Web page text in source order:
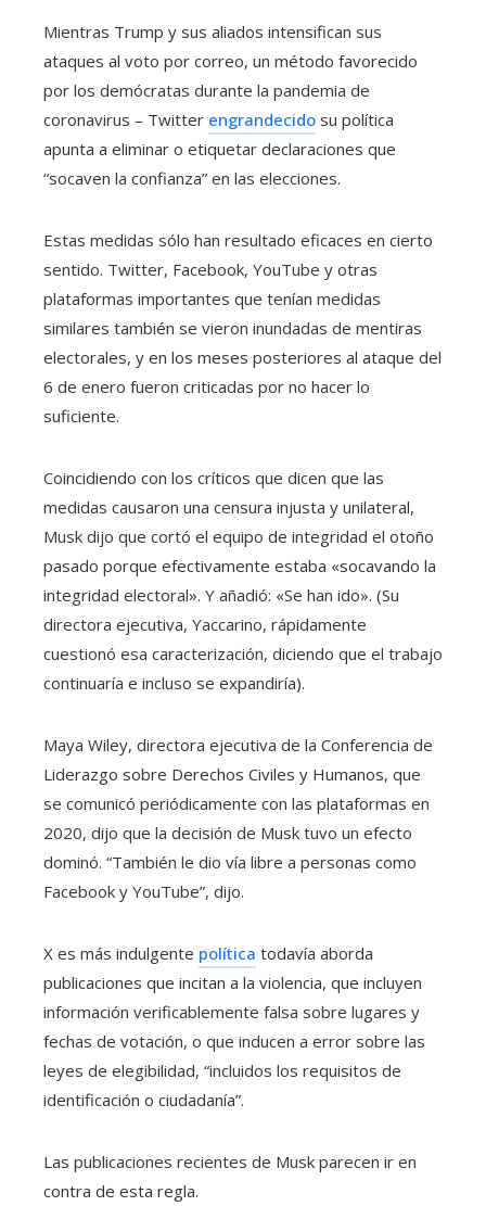
Mientras Trump y sus aliados intensifican sus
ataques al voto por correo, un método favorecido
por los demócratas durante la pandemia de
coronavirus – Twitter engrandecido su política
apunta a eliminar o etiquetar declaraciones que
“socaven la confianza” en las elecciones.
Estas medidas sólo han resultado eficaces en cierto
sentido. Twitter, Facebook, YouTube y otras
plataformas importantes que tenían medidas
similares también se vieron inundadas de mentiras
electorales, y en los meses posteriores al ataque del
6 de enero fueron criticadas por no hacer lo
suficiente.
Coincidiendo con los críticos que dicen que las
medidas causaron una censura injusta y unilateral,
Musk dijo que cortó el equipo de integridad el otoño
pasado porque efectivamente estaba «socavando la
integridad electoral». Y añadió: «Se han ido». (Su
directora ejecutiva, Yaccarino, rápidamente
cuestionó esa caracterización, diciendo que el trabajo
continuaría e incluso se expandiría).
Maya Wiley, directora ejecutiva de la Conferencia de
Liderazgo sobre Derechos Civiles y Humanos, que
se comunicó periódicamente con las plataformas en
2020, dijo que la decisión de Musk tuvo un efecto
dominó. “También le dio vía libre a personas como
Facebook y YouTube”, dijo.
X es más indulgente política todavía aborda
publicaciones que incitan a la violencia, que incluyen
información verificablemente falsa sobre lugares y
fechas de votación, o que inducen a error sobre las
leyes de elegibilidad, “incluidos los requisitos de
identificación o ciudadanía”.
Las publicaciones recientes de Musk parecen ir en
contra de esta regla.